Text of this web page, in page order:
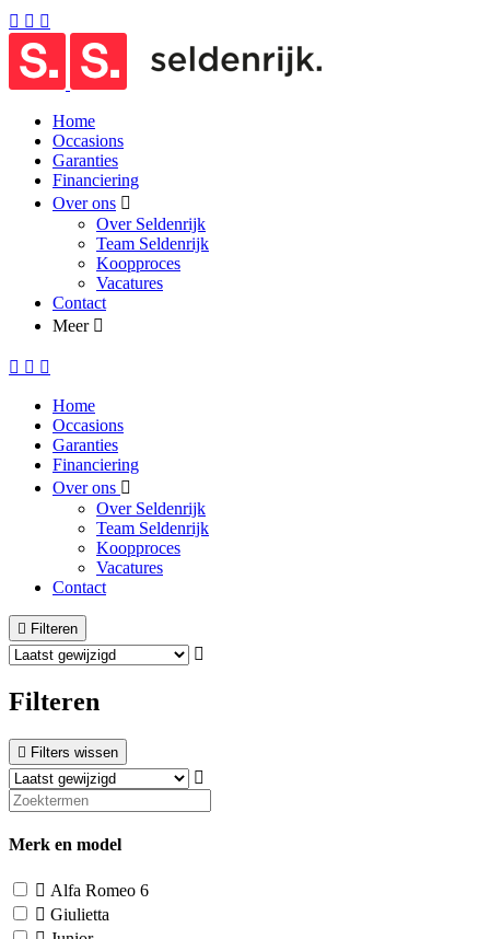
Home
Occasions
Garanties
Financiering
Over ons
Over Seldenrijk
Team Seldenrijk
Koopproces
Vacatures
Contact
Meer
Home
Occasions
Garanties
Financiering
Over ons
Over Seldenrijk
Team Seldenrijk
Koopproces
Vacatures
Contact
Filteren
Filteren
Filters wissen
Merk en model
Alfa Romeo 6
Giulietta